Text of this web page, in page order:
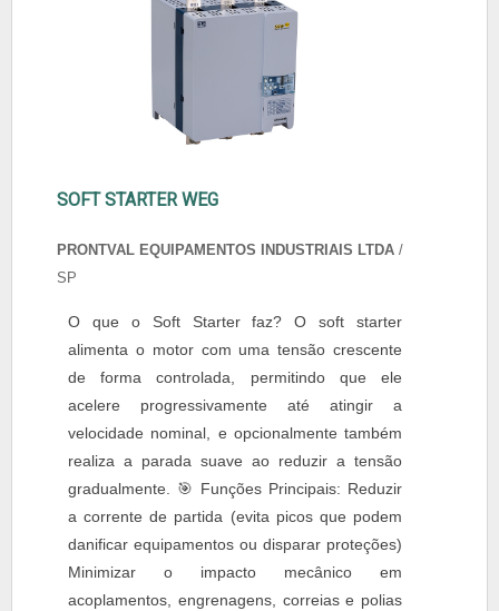
SOFT STARTER WEG
PRONTVAL EQUIPAMENTOS INDUSTRIAIS LTDA /
SP
O que o Soft Starter faz? O soft starter
alimenta o motor com uma tensão crescente
de forma controlada, permitindo que ele
acelere progressivamente até atingir a
velocidade nominal, e opcionalmente também
realiza a parada suave ao reduzir a tensão
gradualmente. 🎯 Funções Principais: Reduzir
a corrente de partida (evita picos que podem
danificar equipamentos ou disparar proteções)
Minimizar o impacto mecânico em
acoplamentos, engrenagens, correias e polias